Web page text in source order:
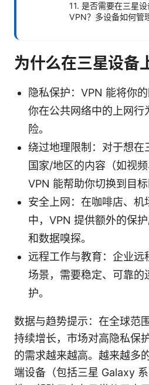
11. 是否需要在三星
VPN？多设备如何管
为什么在三星设备
隐私保护：VPN 能将你
你在公共网络中的上网行
险。
绕过地理限制：对于想在
国家/地区的内容（如视
VPN 能帮助你切换到目标
安全上网：在咖啡店、机
中，VPN 提供额外的保
和数据嗅探。
远程工作与教育：企业远
场景，需要稳定、可靠的
护。
数据与趋势提示：在全球范
持续增长，市场对高隐私保
的需求越来越高。越来越多
端设备（包括三星 Galaxy